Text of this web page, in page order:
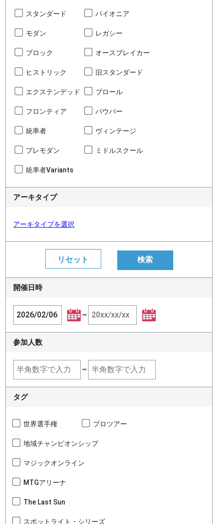
スタンダード パイオニア
モダン レガシー
ブロック オースブレイカー
ヒストリック 旧スタンダード
エクステンデッド ブロール
フロンティア パウパー
統率者 ヴィンテージ
プレモダン ミドルスクール
統率者Variants
アーキタイプ
アーキタイプを選択
開催日時
~
参加人数
~
タグ
世界選手権 プロツアー
地域チャンピオンシップ
マジックオンライン
MTGアリーナ
The Last Sun
スポットライト・シリーズ